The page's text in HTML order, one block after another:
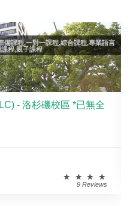
備課程,一對一課程,綜合課程,專業語言
程,親子課程
- 洛杉磯校區 *已無全
9 Reviews